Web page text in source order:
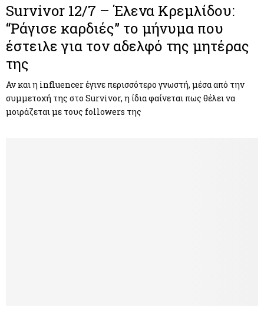
Survivor 12/7 – Έλενα Κρεμλίδου:
“Ράγισε καρδιές” το μήνυμα που
έστειλε για τον αδελφό της μητέρας
της
Αν και η influencer έγινε περισσότερο γνωστή, μέσα από την
συμμετοχή της στο Survivor, η ίδια φαίνεται πως θέλει να
μοιράζεται με τους followers της